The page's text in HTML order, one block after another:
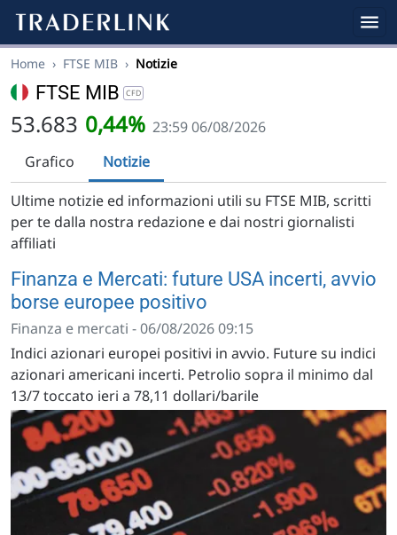
Home › FTSE MIB › Notizie
FTSE MIB CFD
53.683 0,44% 23:59 06/08/2026
Grafico
Notizie
Ultime notizie ed informazioni utili su FTSE MIB, scritti
per te dalla nostra redazione e dai nostri giornalisti
affiliati
Finanza e Mercati: future USA incerti, avvio
borse europee positivo
Finanza e mercati - 06/08/2026 09:15
Indici azionari europei positivi in avvio. Future su indici
azionari americani incerti. Petrolio sopra il minimo dal
13/7 toccato ieri a 78,11 dollari/barile